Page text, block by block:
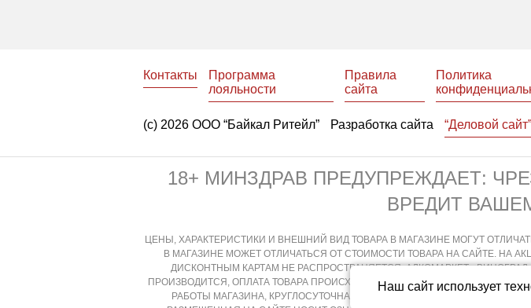
Наш сайт использует
Контакты
Программа
лояльности
Правила
сайта
Политика
(с) 2026 ООО “Байкал Ритейл” Разработка сайта “Деловой сайт”
18+ МИНЗДРАВ ПРЕДУПРЕЖДАЕТ:
ВРЕДИТ
ЦЕНЫ, ХАРАКТЕРИСТИКИ И ВНЕШНИЙ ВИД ТОВАРА В МАГАЗИНЕ МОГУТ
В МАГАЗИНЕ МОЖЕТ ОТЛИЧАТЬСЯ ОТ СТОИМОСТИ ТОВАРА НА САЙТЕ.
ДИСКОНТНЫМ КАРТАМ НЕ РАСПРОСТРАНЯЕТСЯ. АЛКОМАРКЕТ
ПРОИЗВОДИТСЯ, ОПЛАТА ТОВАРА ПРОИСХОДИТ НЕПОСРЕДСТВЕННО В
РАБОТЫ МАГАЗИНА, КРУГЛОСУТОЧНАЯ И ДИСТАНЦИОННАЯ ПРОДАЖА